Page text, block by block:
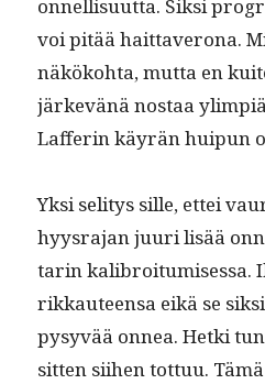
onnel­lisu­ut­ta. Sik­si
voi pitää hait­taverona.
näköko­h­ta, mut­ta en
järkevänä nos­taa
Laf­ferin käyrän huipun
Yksi seli­tys sille, ettei
hyys­ra­jan juuri lisää
tarin kali­broi­tu­mises­sa.
rikkau­teen­sa eikä se
pysyvää onnea. Het­ki
sit­ten siihen tot­tuu.